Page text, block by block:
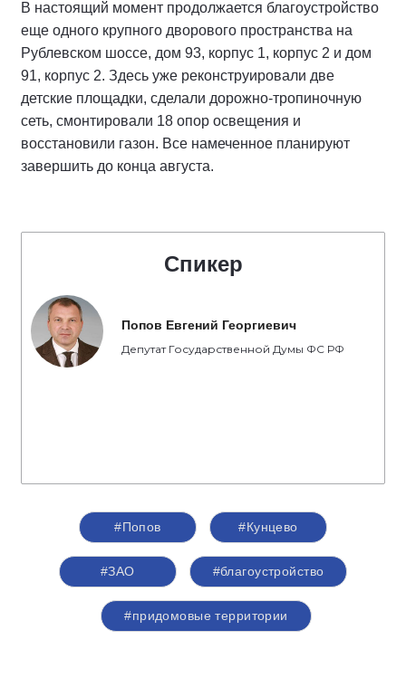
В настоящий момент продолжается благоустройство
еще одного крупного дворового пространства на
Рублевском шоссе, дом 93, корпус 1, корпус 2 и дом
91, корпус 2. Здесь уже реконструировали две
детские площадки, сделали дорожно-тропиночную
сеть, смонтировали 18 опор освещения и
восстановили газон. Все намеченное планируют
завершить до конца августа.
Спикер
Попов Евгений Георгиевич
Депутат Государственной Думы ФС РФ
#Попов #Кунцево
#ЗАО #благоустройство
#придомовые территории